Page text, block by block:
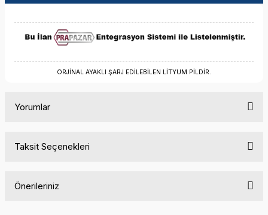
ORJİNAL AYAKLI ŞARJ EDİLEBİLEN LİTYUM PİLDİR.
Yorumlar
Taksit Seçenekleri
Önerileriniz